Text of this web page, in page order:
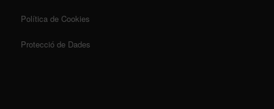
Política de Cookies
Protecció de Dades